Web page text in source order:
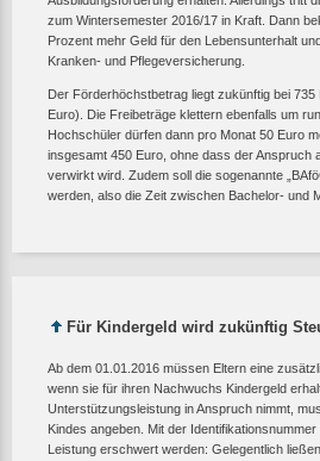
zum Wintersemester 2016/17 in Kraft. Dann
Prozent mehr Geld für den Lebensunterhalt
Kranken- und Pflegeversicherung.
Der Förderhöchstbetrag liegt zukünftig bei
Euro). Die Freibeträge klettern ebenfalls um
Hochschüler dürfen dann pro Monat 50 Euro
insgesamt 450 Euro, ohne dass der Anspruch
verwirkt wird. Zudem soll die sogenannte
werden, also die Zeit zwischen Bachelor- und
Für Kindergeld wird zukünftig
Ab dem 01.01.2016 müssen Eltern eine
wenn sie für ihren Nachwuchs Kindergeld
Unterstützungsleistung in Anspruch nimmt,
Kindes angeben. Mit der
Leistung erschwert werden: Gelegentlich